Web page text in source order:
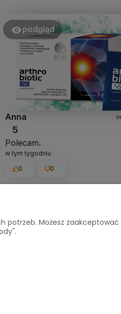
satysfakcja klienta i Twoja
potwierdza nasze wysiłki -
raz jeszcze i mamy nadzieję
szybkiego zobaczenia!
Dziękujemy bardzo za Twoją
Twoja recenzja wiele dla nas
podgląd
Anna
5
Polecam.
w tym tygodniu
0 0
Możesz zaakceptować